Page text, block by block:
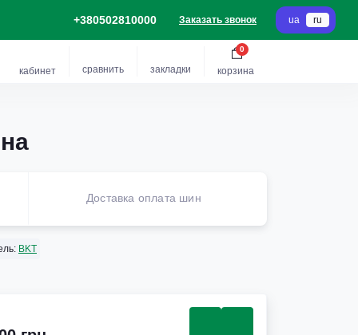
+380502810000 Заказать звонок ua ru
кабинет сравнить закладки корзина
0
Доставка оплата шин
BKT